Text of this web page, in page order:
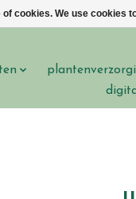
cookies. We use